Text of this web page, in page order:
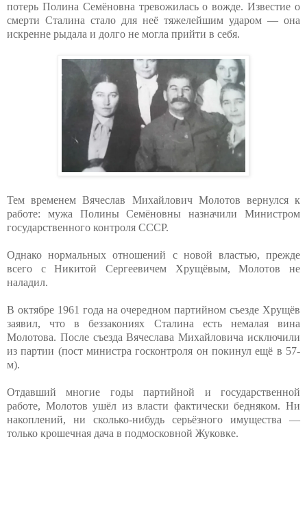
потерь Полина Семёновна тревожилась о вожде. Известие о
смерти Сталина стало для неё тяжелейшим ударом — она
искренне рыдала и долго не могла прийти в себя.
Тем временем Вячеслав Михайлович Молотов вернулся к
работе: мужа Полины Семёновны назначили Министром
государственного контроля СССР.
Однако нормальных отношений с новой властью, прежде
всего с Никитой Сергеевичем Хрущёвым, Молотов не
наладил.
В октябре 1961 года на очередном партийном съезде Хрущёв
заявил, что в беззакониях Сталина есть немалая вина
Молотова. После съезда Вячеслава Михайловича исключили
из партии (пост министра госконтроля он покинул ещё в 57-
м).
Отдавший многие годы партийной и государственной
работе, Молотов ушёл из власти фактически бедняком. Ни
накоплений, ни сколько-нибудь серьёзного имущества —
только крошечная дача в подмосковной Жуковке.